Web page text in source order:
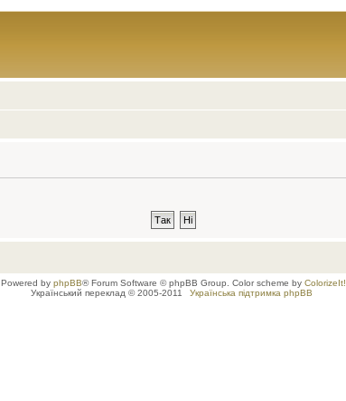
Powered by phpBB® Forum Software © phpBB Group. Color scheme by ColorizeIt!
Український переклад © 2005-2011
Українська підтримка phpBB